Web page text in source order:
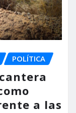
POLÍTICA
a las